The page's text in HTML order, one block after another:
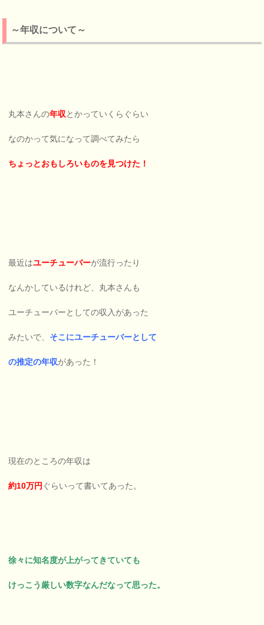
～年収について～
丸本さんの年収とかっていくらぐらい
なのかって気になって調べてみたら
ちょっとおもしろいものを見つけた！
最近はユーチューバーが流行ったり
なんかしているけれど、丸本さんも
ユーチューバーとしての収入があった
みたいで、 そこにユーチューバーとして
の推定の年収があった！
現在のところの年収は
約10万円 ぐらいって書いてあった。
徐々に知名度が上がってきていても
けっこう厳しい数字なんだなって思った。